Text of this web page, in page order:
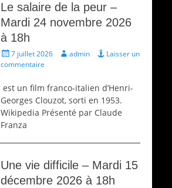
Le salaire de la peur –
Mardi 24 novembre 2026
à 18h
Écrit
le
7 juillet 2026 Auteur
admin
Laisser un
commentaire
est un film franco-italien d’Henri-
Georges Clouzot, sorti en 1953.
Wikipedia Présenté par Claude
Franza
Une vie difficile – Mardi 15
décembre 2026 à 18h